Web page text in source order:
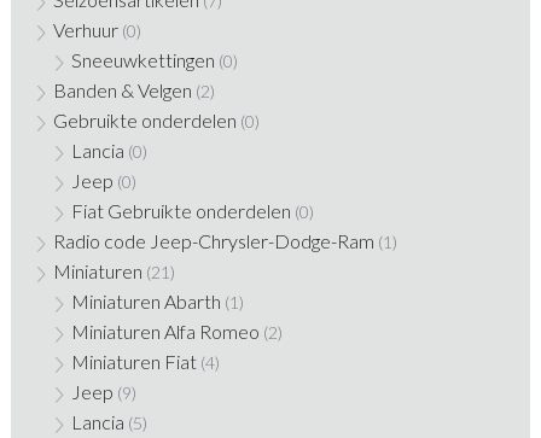
Verhuur (0)
Sneeuwkettingen (0)
Banden & Velgen (2)
Gebruikte onderdelen (0)
Lancia (0)
Jeep (0)
Fiat Gebruikte onderdelen (0)
Radio code Jeep-Chrysler-Dodge-Ram (1)
Miniaturen (21)
Miniaturen Abarth (1)
Miniaturen Alfa Romeo (2)
Miniaturen Fiat (4)
Jeep (9)
Lancia (5)